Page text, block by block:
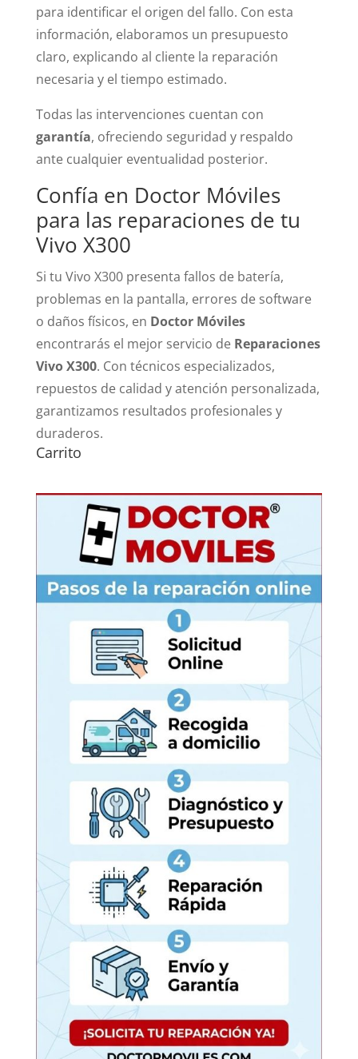
para identificar el origen del fallo. Con esta
información, elaboramos un presupuesto
claro, explicando al cliente la reparación
necesaria y el tiempo estimado.
Todas las intervenciones cuentan con
garantía, ofreciendo seguridad y respaldo
ante cualquier eventualidad posterior.
Confía en Doctor Móviles
para las reparaciones de tu
Vivo X300
Si tu Vivo X300 presenta fallos de batería,
problemas en la pantalla, errores de software
o daños físicos, en Doctor Móviles
encontrarás el mejor servicio de Reparaciones
Vivo X300. Con técnicos especializados,
repuestos de calidad y atención personalizada,
garantizamos resultados profesionales y
duraderos.
Carrito